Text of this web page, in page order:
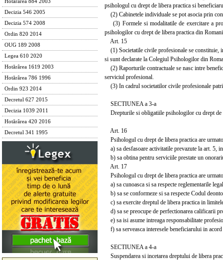
Hotărârea 884 2003
Decizia 546 2005
Decizia 574 2008
Ordin 820 2014
OUG 189 2008
Legea 610 2020
Hotărârea 1619 2003
Hotărârea 786 1996
Ordin 923 2014
Decretul 627 2015
Decizia 1039 2011
Hotărârea 420 2016
Decretul 341 1995
psihologul cu drept de libera practica si
(2) Cabinetele individuale se pot asocia prin
(3) Formele si modalitatile de exercitare a
psihologilor cu drept de libera practica din
Art. 15
(1) Societatile civile profesionale se constituie,
si sunt declarate la Colegiul Psihologilor din
(2) Raporturile contractuale se nasc intre
serviciul profesional.
(3) In cadrul societatilor civile profesionale
SECTIUNEA a 3-a
Drepturile si obligatiile psihologilor cu drept de
Art. 16
Psihologul cu drept de libera practica are
a) sa desfasoare activitatile prevazute la art. 5,
b) sa obtina pentru serviciile prestate un
Art. 17
Psihologul cu drept de libera practica are
a) sa cunoasca si sa respecte reglementarile
b) sa se conformeze si sa respecte Codul
c) sa exercite dreptul de libera practica in
d) sa se preocupe de perfectionarea calificarii
e) sa isi asume intreaga responsabilitate
f) sa serveasca interesele beneficiarului in
SECTIUNEA a 4-a
Suspendarea si incetarea dreptului de libera